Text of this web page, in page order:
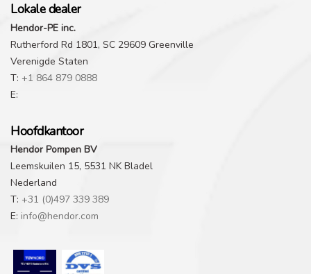
Lokale dealer
Hendor-PE inc.
Rutherford Rd 1801, SC 29609 Greenville
Verenigde Staten
T: +1 864 879 0888
E:
Hoofdkantoor
Hendor Pompen BV
Leemskuilen 15, 5531 NK Bladel
Nederland
T: +31 (0)497 339 389
E: info@hendor.com